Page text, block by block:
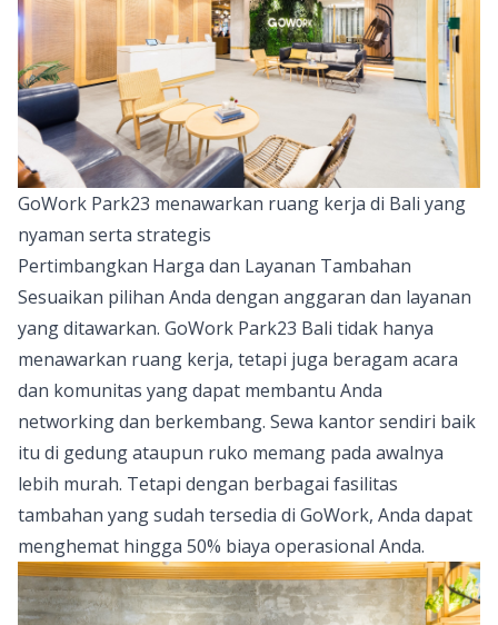
GoWork Park23 menawarkan ruang kerja di Bali yang
nyaman serta strategis
Pertimbangkan Harga dan Layanan Tambahan
Sesuaikan pilihan Anda dengan anggaran dan layanan
yang ditawarkan. GoWork Park23 Bali tidak hanya
menawarkan ruang kerja, tetapi juga beragam acara
dan komunitas yang dapat membantu Anda
networking dan berkembang. Sewa kantor sendiri baik
itu di gedung ataupun ruko memang pada awalnya
lebih murah. Tetapi dengan berbagai fasilitas
tambahan yang sudah tersedia di GoWork, Anda dapat
menghemat hingga 50% biaya operasional Anda.